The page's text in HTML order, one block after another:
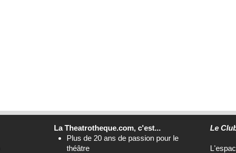
La Theatrotheque.com, c'est...
Plus de 20 ans de passion pour le
théâtre
Le